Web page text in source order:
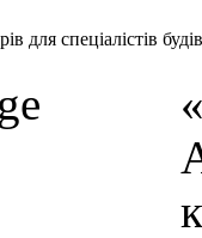
для спеціалістів